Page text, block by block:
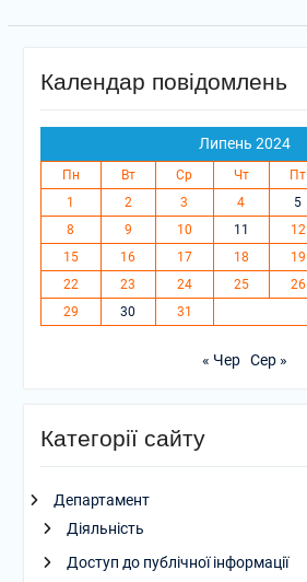
Календар повідомлень
Липень 2024
Пн Вт Ср Чт Пт
1
2 3 4 5
8
9 10 11 12
15
16 17 18 19
22
23 24 25 26
29
30 31
« Чер Сер »
Категорії сайту
Департамент
Діяльність
Доступ до публічної інформації